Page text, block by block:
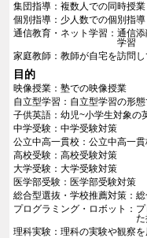
集団指導
複数人での同時授業
個別指導
少人数での個別指導
通信教育・ネット学習
通信
学習
家庭教師
教師が自宅を訪問
目的
映像授業
塾での映像授業
自立型学習
自立型学習の形
子供英語
幼児~小学生対象の
中学受験
中学受験対策
公立中高一貫校
公立中高一
高校受験
高校受験対策
大学受験
大学受験対策
医学部受験
医学部受験対策
総合型選抜・学校推薦対策
プログラミング・ロボット
理科実験
理科の実験や観察